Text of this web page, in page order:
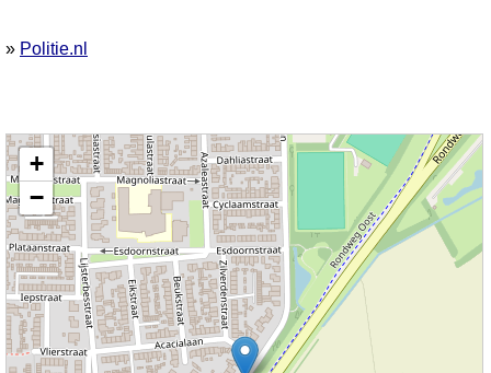
» Politie.nl
Kaart nieuws Steenbergen. Locatie nieuws: 51.57563 / 4.31994 Seringenlaan
+
−